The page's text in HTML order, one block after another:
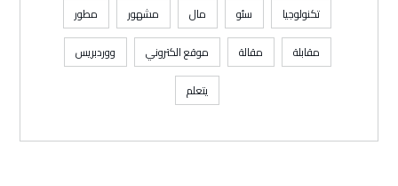
تكنولوجيا
سئو مال مشهور
مطور
مقابلة
مقالة موقع الكتروني
ووردبريس
يتعلم